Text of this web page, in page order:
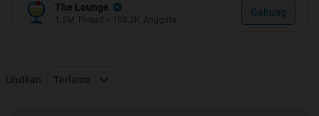
The Lounge
1.3M Thread • 108.3K Anggota
Gabung
Urutkan Terlama